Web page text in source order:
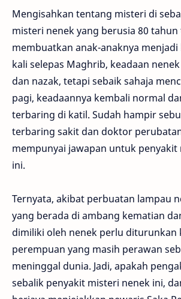
Mengisahkan tentang misteri di
misteri nenek yang berusia 80 tahun
membuatkan anak-anaknya
kali selepas Maghrib, keadaan
dan nazak, tetapi sebaik sahaja
pagi, keadaannya kembali normal
terbaring di katil. Sudah hampir
terbaring sakit dan doktor
mempunyai jawapan untuk
ini.
Ternyata, akibat perbuatan lampau
yang berada di ambang kematian
dimiliki oleh nenek perlu diturunkan
perempuan yang masih perawan
meninggal dunia. Jadi, apakah
sebalik penyakit misteri nenek ini,